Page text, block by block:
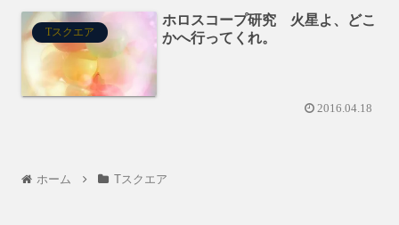
Tスクエア
ホロスコープ研究 火星よ、どこ
かへ行ってくれ。
2016.04.18
ホーム Tスクエア